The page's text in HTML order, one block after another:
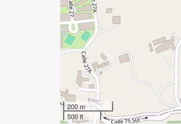
200 m
500 ft